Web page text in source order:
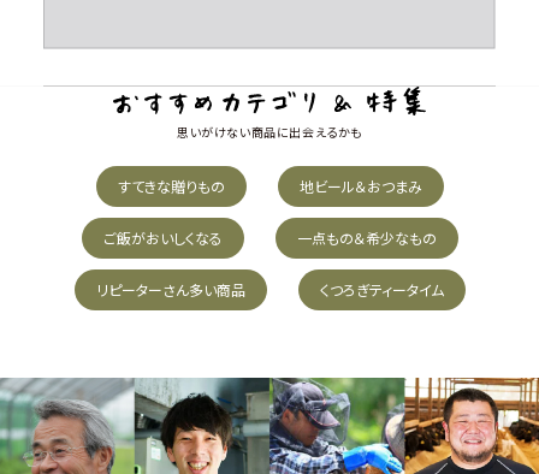
思いがけない商品に出会えるかも
すてきな贈りもの 地ビール＆おつまみ
ご飯がおいしくなる 一点もの＆希少なもの
リピーターさん多い商品 くつろぎティータイム